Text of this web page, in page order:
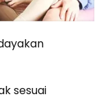
sesuai